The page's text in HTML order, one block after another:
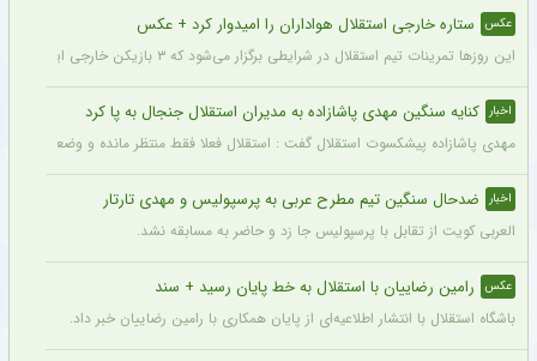
عکس ستاره خارجی استقلال هواداران را امیدوار کرد + عکس
این روزها تمرینات تیم استقلال در شرایطی برگزار می‌شود که ۳ بازیکن خارجی این تیم با قدرت در کنار دیگر بازیکنان داخلی استقلال مشغول تمرین کردن هستند.
اخبار کنایه سنگین مهدی پاشازاده به مدیران استقلال جنجال به پا کرد
مهدی پاشازاده پیشکسوت استقلال گفت : استقلال فعلا فقط منتظر مانده و وضعیت
اخبار ضدحال سنگین تیم مطرح عربی به پرسپولیس و مهدی تارتار
العربی کویت از تقابل با پرسپولیس جا زد و حاضر به مسابقه نشد.
عکس رامین رضاییان با استقلال به خط پایان رسید + سند
باشگاه استقلال با انتشار اطلاعیه‌ای از پایان همکاری با رامین رضاییان خبر داد.